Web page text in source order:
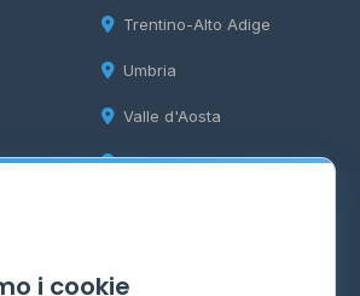
Trentino-Alto Adige
Umbria
Valle d'Aosta
Veneto
i cookie